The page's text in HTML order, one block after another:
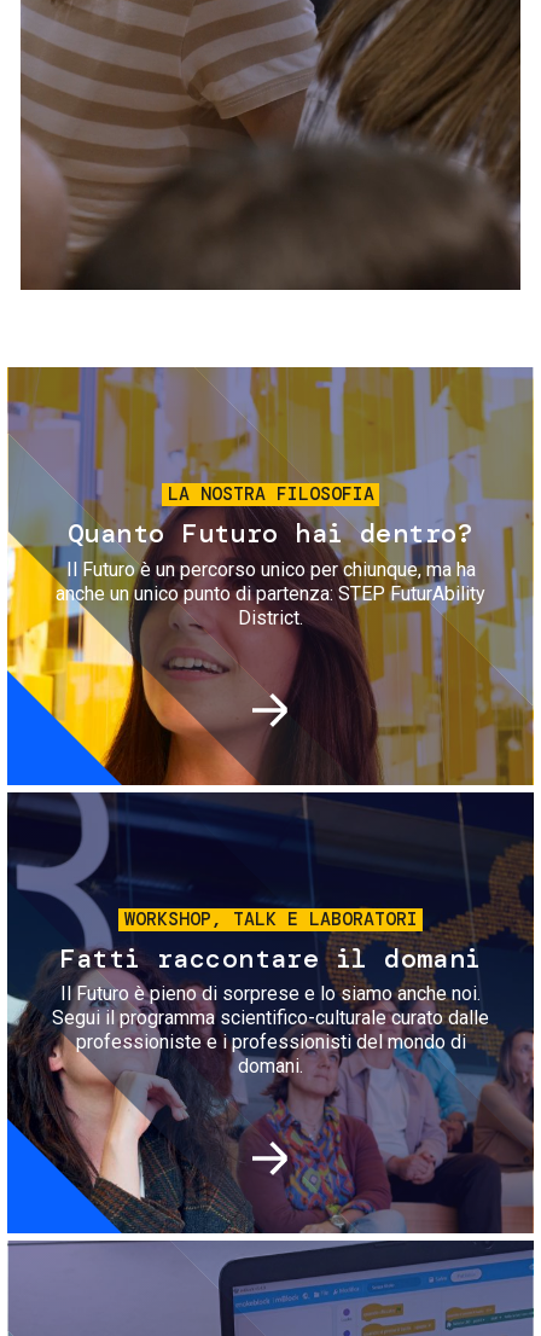
Servizi e accessibilità
Contatti
FAQ
Biglietti
Immagine
LA NOSTRA FILOSOFIA
Quanto Futuro hai dentro?
Il Futuro è un percorso unico per chiunque, ma ha
anche un unico punto di partenza: STEP FuturAbility
District.
Immagine
WORKSHOP, TALK E LABORATORI
Fatti raccontare il domani
Il Futuro è pieno di sorprese e lo siamo anche noi.
Segui il programma scientifico-culturale curato dalle
professioniste e i professionisti del mondo di
domani.
Immagine